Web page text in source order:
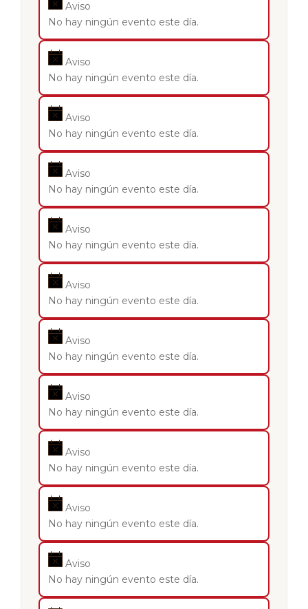
Aviso
No hay ningún evento este día.
Aviso
No hay ningún evento este día.
Aviso
No hay ningún evento este día.
Aviso
No hay ningún evento este día.
Aviso
No hay ningún evento este día.
Aviso
No hay ningún evento este día.
Aviso
No hay ningún evento este día.
Aviso
No hay ningún evento este día.
Aviso
No hay ningún evento este día.
Aviso
No hay ningún evento este día.
Aviso
No hay ningún evento este día.